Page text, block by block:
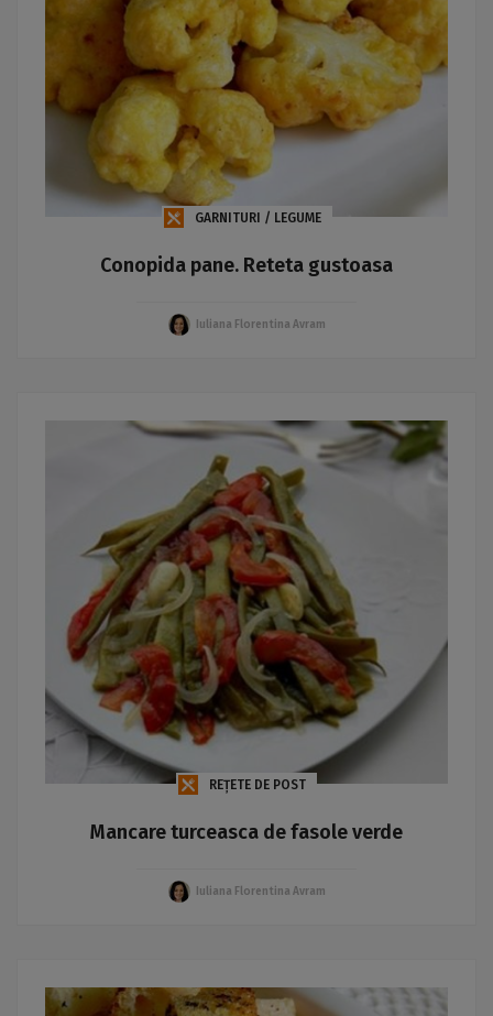
GARNITURI / LEGUME
Conopida pane. Reteta gustoasa
Iuliana Florentina Avram
REȚETE DE POST
Mancare turceasca de fasole verde
Iuliana Florentina Avram